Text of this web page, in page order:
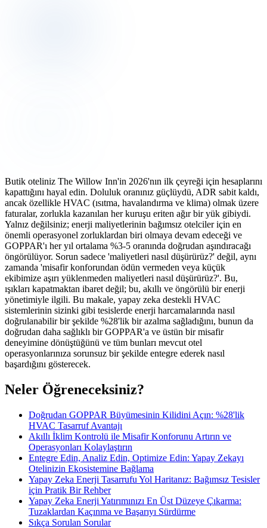
Butik oteliniz The Willow Inn'in 2026'nın ilk çeyreği için hesaplarını
kapattığını hayal edin. Doluluk oranınız güçlüydü, ADR sabit kaldı,
ancak özellikle HVAC (ısıtma, havalandırma ve klima) olmak üzere
faturalar, zorlukla kazanılan her kuruşu eriten ağır bir yük gibiydi.
Yalnız değilsiniz; enerji maliyetlerinin bağımsız otelciler için en
önemli operasyonel zorluklardan biri olmaya devam edeceği ve
GOPPAR'ı her yıl ortalama %3-5 oranında doğrudan aşındıracağı
öngörülüyor. Sorun sadece 'maliyetleri nasıl düşürürüz?' değil, aynı
zamanda 'misafir konforundan ödün vermeden veya küçük
ekibimize aşırı yüklenmeden maliyetleri nasıl düşürürüz?'. Bu,
ışıkları kapatmaktan ibaret değil; bu, akıllı ve öngörülü bir enerji
yönetimiyle ilgili. Bu makale, yapay zeka destekli HVAC
sistemlerinin sizinki gibi tesislerde enerji harcamalarında nasıl
doğrulanabilir bir şekilde %28'lik bir azalma sağladığını, bunun da
doğrudan daha sağlıklı bir GOPPAR'a ve üstün bir misafir
deneyimine dönüştüğünü ve tüm bunları mevcut otel
operasyonlarınıza sorunsuz bir şekilde entegre ederek nasıl
başardığını gösterecek.
Neler Öğreneceksiniz?
Doğrudan GOPPAR Büyümesinin Kilidini Açın: %28'lik
HVAC Tasarruf Avantajı
Akıllı İklim Kontrolü ile Misafir Konforunu Artırın ve
Operasyonları Kolaylaştırın
Entegre Edin, Analiz Edin, Optimize Edin: Yapay Zekayı
Otelinizin Ekosistemine Bağlama
Yapay Zeka Enerji Tasarrufu Yol Haritanız: Bağımsız Tesisler
için Pratik Bir Rehber
Yapay Zeka Enerji Yatırımınızı En Üst Düzeye Çıkarma:
Tuzaklardan Kaçınma ve Başarıyı Sürdürme
Sıkça Sorulan Sorular